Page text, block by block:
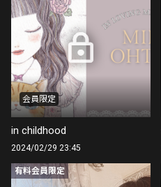
会員限定
in childhood
2024/02/29 23:45
有料会員限定